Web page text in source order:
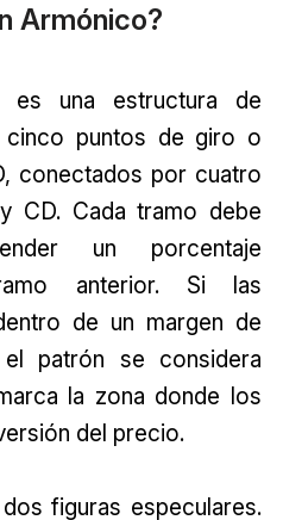
Armónico?
es una estructura de
puntos de giro o
conectados por cuatro
CD. Cada tramo debe
un porcentaje
anterior. Si las
de un margen de
patrón se considera
la zona donde los
del precio.
figuras especulares.